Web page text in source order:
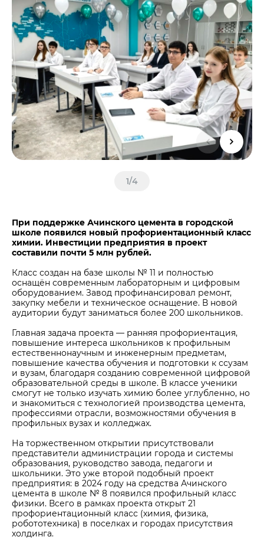
1/4
При поддержке Ачинского цемента в городской
школе появился новый профориентационный класс
химии. Инвестиции предприятия в проект
составили почти 5 млн рублей.
Класс создан на базе школы № 11 и полностью
оснащён современным лабораторным и цифровым
оборудованием. Завод профинансировал ремонт,
закупку мебели и техническое оснащение. В новой
аудитории будут заниматься более 200 школьников.
Главная задача проекта — ранняя профориентация,
повышение интереса школьников к профильным
естественнонаучным и инженерным предметам,
повышение качества обучения и подготовки к ссузам
и вузам, благодаря созданию современной цифровой
образовательной среды в школе. В классе ученики
смогут не только изучать химию более углубленно, но
и знакомиться с технологией производства цемента,
профессиями отрасли, возможностями обучения в
профильных вузах и колледжах.
На торжественном открытии присутствовали
представители администрации города и системы
образования, руководство завода, педагоги и
школьники. Это уже второй подобный проект
предприятия: в 2024 году на средства Ачинского
цемента в школе № 8 появился профильный класс
физики. Всего в рамках проекта открыт 21
профориентационный класс (химия, физика,
робототехника) в поселках и городах присутствия
холдинга.
Центры дистрибуции
Реализация ТМЦ и непрофильных активов
Политика в области закупок
В помощь поставщику
Не только цемент
Люди ЦЕМРОСа
Технологии и тренды
Издание для клиентов
Аналитика цементной отрасли
Медиабанк
Пресса о нас
Контакты
Контакты